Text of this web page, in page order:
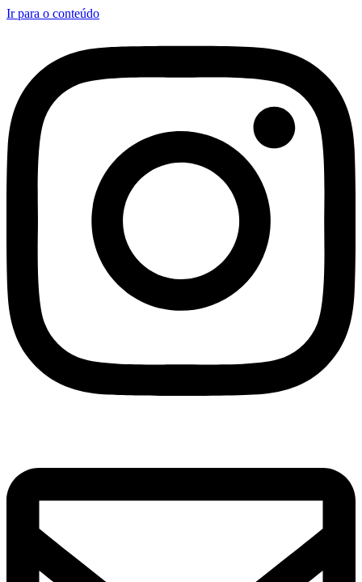
Ir para o conteúdo